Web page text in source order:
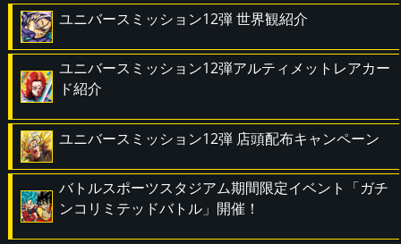
ユニバースミッション12弾 世界観紹介
ユニバースミッション12弾アルティメットレアカー
ド紹介
ユニバースミッション12弾 店頭配布キャンペーン
バトルスポーツスタジアム期間限定イベント「ガチ
ンコリミテッドバトル」開催！